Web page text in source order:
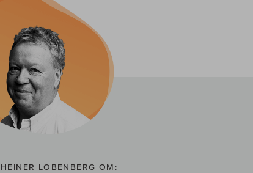
HEINER LOBENBERG OM: